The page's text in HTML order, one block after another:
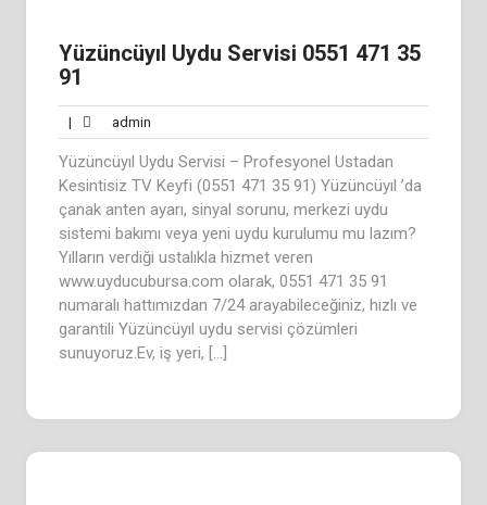
Yüzüncüyıl Uydu Servisi 0551 471 35
91
| admin
Yüzüncüyıl Uydu Servisi – Profesyonel Ustadan
Kesintisiz TV Keyfi (0551 471 35 91) Yüzüncüyıl ’da
çanak anten ayarı, sinyal sorunu, merkezi uydu
sistemi bakımı veya yeni uydu kurulumu mu lazım?
Yılların verdiği ustalıkla hizmet veren
www.uyducubursa.com olarak, 0551 471 35 91
numaralı hattımızdan 7/24 arayabileceğiniz, hızlı ve
garantili Yüzüncüyıl uydu servisi çözümleri
sunuyoruz.Ev, iş yeri, […]